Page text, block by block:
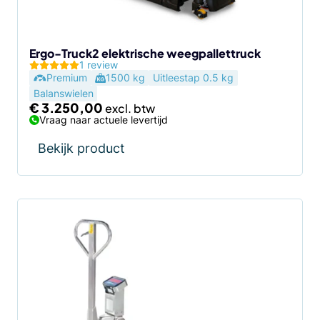
Ergo-Truck2 elektrische weegpallettruck
1 review
Premium
1500 kg
Uitleestap 0.5 kg
Balanswielen
€3.250,00
Vraag naar actuele levertijd
Bekijk product